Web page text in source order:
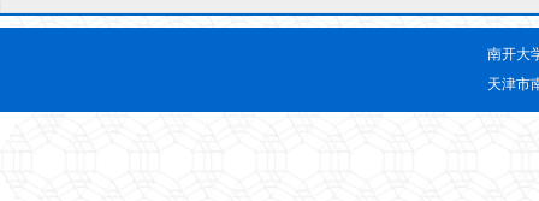
南开大
天津市